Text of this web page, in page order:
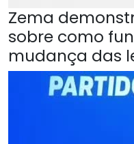
Zema
sobre como
mudança das